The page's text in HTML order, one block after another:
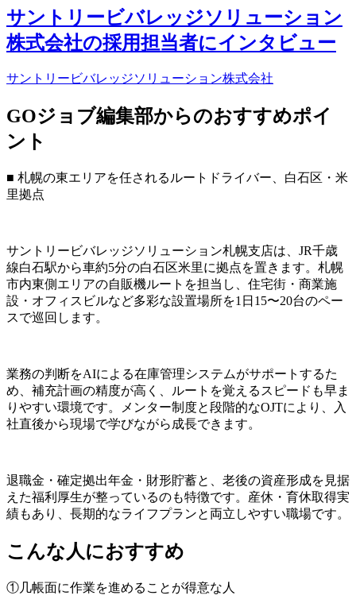
サントリービバレッジソリューション
株式会社の採用担当者にインタビュー
サントリービバレッジソリューション株式会社
GOジョブ編集部からのおすすめポイ
ント
■ 札幌の東エリアを任されるルートドライバー、白石区・米
里拠点
サントリービバレッジソリューション札幌支店は、JR千歳
線白石駅から車約5分の白石区米里に拠点を置きます。札幌
市内東側エリアの自販機ルートを担当し、住宅街・商業施
設・オフィスビルなど多彩な設置場所を1日15〜20台のペー
スで巡回します。
業務の判断をAIによる在庫管理システムがサポートするた
め、補充計画の精度が高く、ルートを覚えるスピードも早ま
りやすい環境です。メンター制度と段階的なOJTにより、入
社直後から現場で学びながら成長できます。
退職金・確定拠出年金・財形貯蓄と、老後の資産形成を見据
えた福利厚生が整っているのも特徴です。産休・育休取得実
績もあり、長期的なライフプランと両立しやすい職場です。
こんな人におすすめ
①几帳面に作業を進めることが得意な人